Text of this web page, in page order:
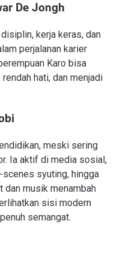
De Jongh
kerja keras, dan
perjalanan karier
Karo bisa
hati, dan menjadi
meski sering
Ia aktif di media sosial,
syuting, hingga
dan musik menambah
sisi modern
semangat.